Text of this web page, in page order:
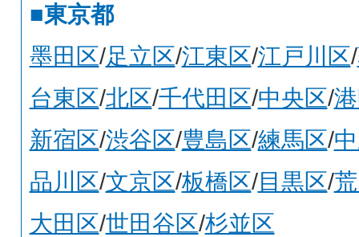
■東京都
墨田区/足立区/江東区/江戸川区/
台東区/北区/千代田区/中央区/
新宿区/渋谷区/豊島区/練馬区/
品川区/文京区/板橋区/目黒区/
大田区/世田谷区/杉並区